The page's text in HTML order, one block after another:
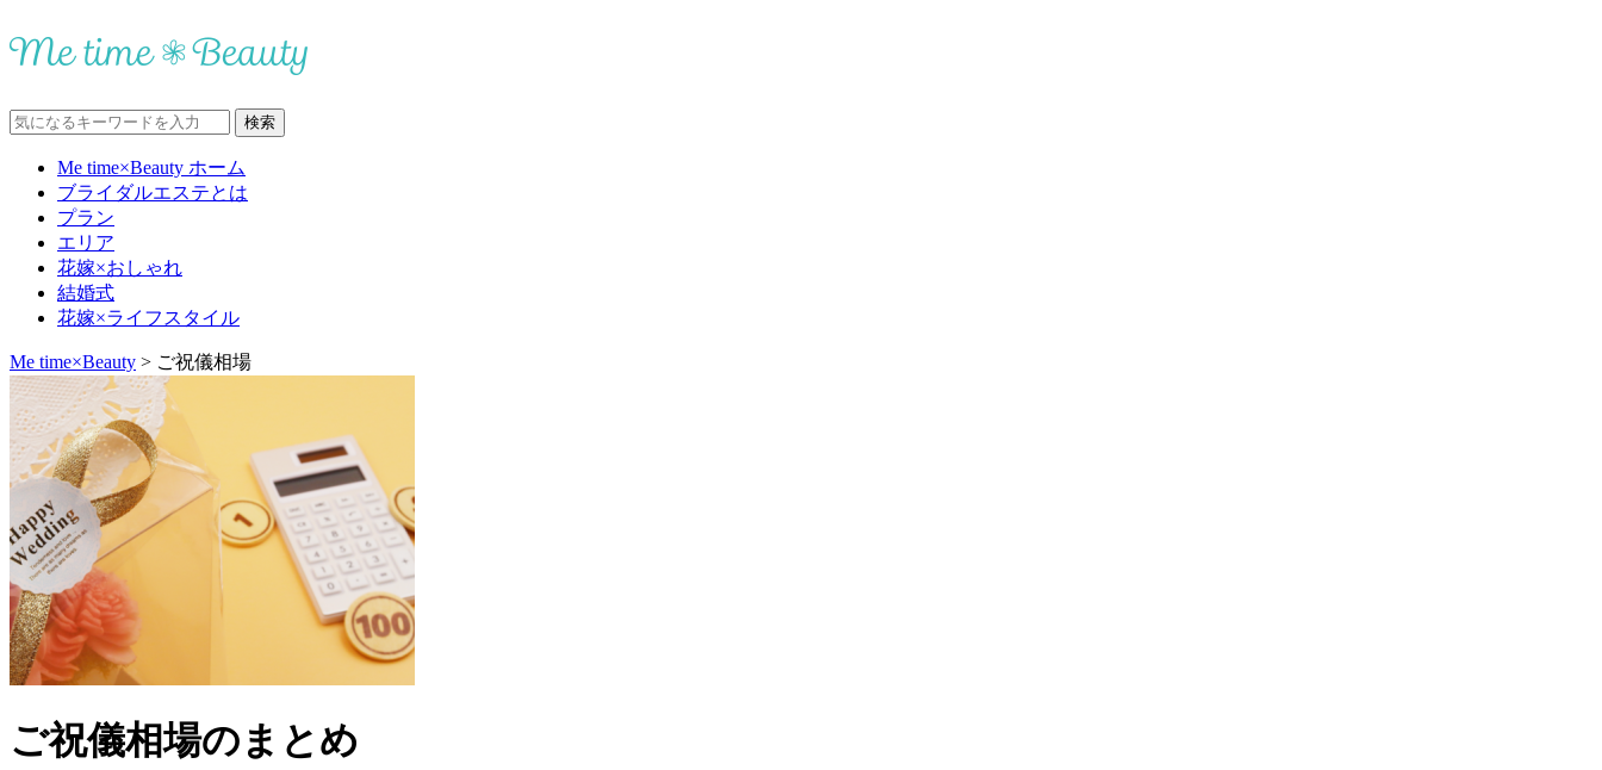
Me time×Beauty ホーム
ブライダルエステとは
プラン
エリア
花嫁×おしゃれ
結婚式
花嫁×ライフスタイル
Me time×Beauty > ご祝儀相場
ご祝儀相場のまとめ